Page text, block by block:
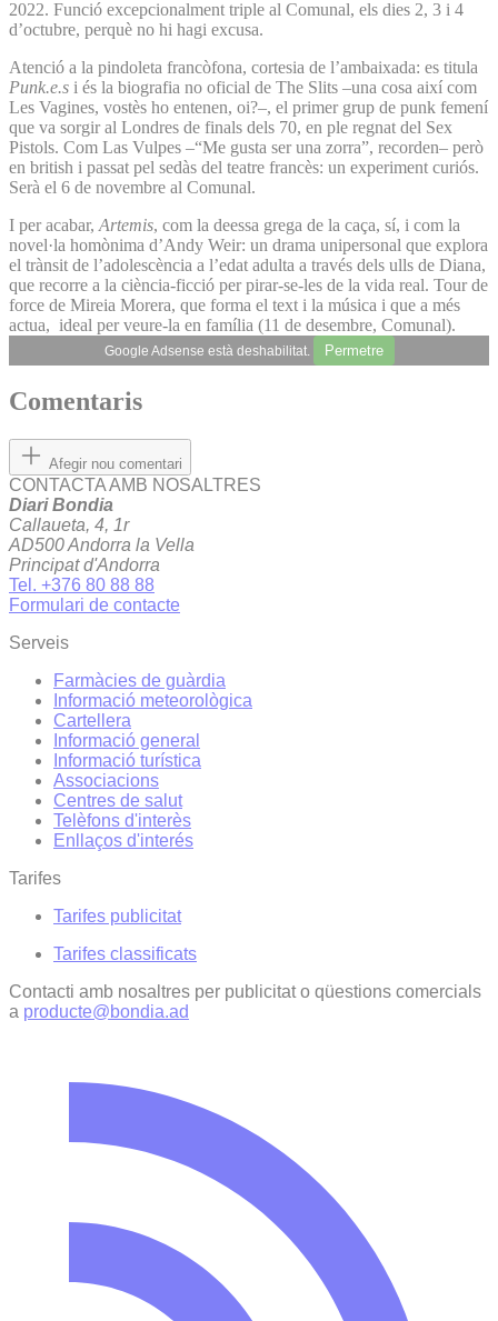
2022. Funció excepcionalment triple al Comunal, els dies 2, 3 i 4
d’octubre, perquè no hi hagi excusa.
Atenció a la pindoleta francòfona, cortesia de l’ambaixada: es titula
Punk.e.s i és la biografia no oficial de The Slits –una cosa així com
Les Vagines, vostès ho entenen, oi?–, el primer grup de punk femení
que va sorgir al Londres de finals dels 70, en ple regnat del Sex
Pistols. Com Las Vulpes –“Me gusta ser una zorra”, recorden– però
en british i passat pel sedàs del teatre francès: un experiment curiós.
Serà el 6 de novembre al Comunal.
I per acabar, Artemis, com la deessa grega de la caça, sí, i com la
novel·la homònima d’Andy Weir: un drama unipersonal que explora
el trànsit de l’adolescència a l’edat adulta a través dels ulls de Diana,
que recorre a la ciència-ficció per pirar-se-les de la vida real. Tour de
force de Mireia Morera, que forma el text i la música i que a més
actua, ideal per veure-la en família (11 de desembre, Comunal).
Google Adsense està deshabilitat. Permetre
Comentaris
Afegir nou comentari
CONTACTA AMB NOSALTRES
Diari Bondia
Callaueta, 4, 1r
AD500 Andorra la Vella
Principat d'Andorra
Tel. +376 80 88 88
Formulari de contacte
Serveis
Farmàcies de guàrdia
Informació meteorològica
Cartellera
Informació general
Informació turística
Associacions
Centres de salut
Telèfons d'interès
Enllaços d'interés
Tarifes
Tarifes publicitat
Tarifes classificats
Contacti amb nosaltres per publicitat o qüestions comercials
a producte@bondia.ad